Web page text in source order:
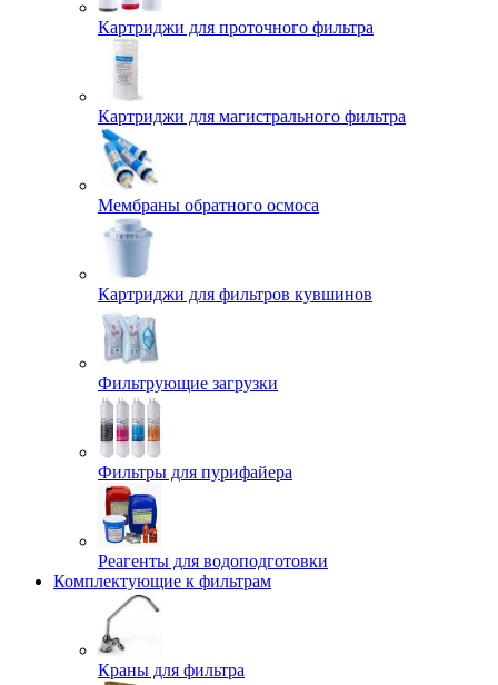
Картриджи для проточного фильтра
Картриджи для магистрального фильтра
Мембраны обратного осмоса
Картриджи для фильтров кувшинов
Фильтрующие загрузки
Фильтры для пурифайера
Реагенты для водоподготовки
Комплектующие к фильтрам
Краны для фильтра